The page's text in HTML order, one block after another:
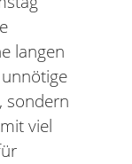
langen
sondern
viel